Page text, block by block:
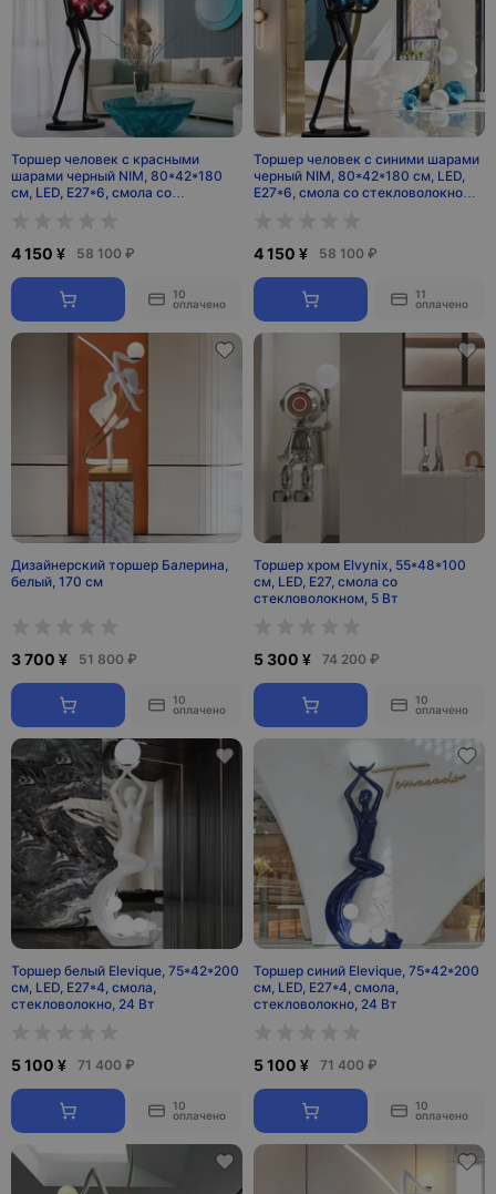
Торшер человек с красными
шарами черный NIM, 80*42*180
см, LED, E27*6, смола со
4 150 ¥ 58 100 ₽
10
оплачено
Торшер человек с синими шарами
черный NIM, 80*42*180 см, LED,
E27*6, смола со стекловолокном,
4 150 ¥ 58 100 ₽
11
оплачено
Дизайнерский торшер Балерина,
белый, 170 см
3 700 ¥ 51 800 ₽
10
оплачено
Торшер хром Elvynix, 55*48*100
см, LED, E27, смола со
стекловолокном, 5 Вт
5 300 ¥ 74 200 ₽
10
оплачено
Торшер белый Elevique, 75*42*200
см, LED, E27*4, смола,
стекловолокно, 24 Вт
5 100 ¥ 71 400 ₽
10
оплачено
Торшер синий Elevique, 75*42*200
см, LED, E27*4, смола,
стекловолокно, 24 Вт
5 100 ¥ 71 400 ₽
10
оплачено